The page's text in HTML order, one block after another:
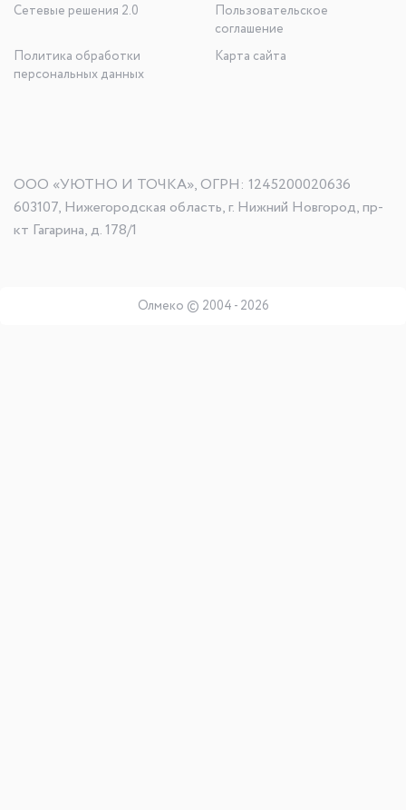
Сетевые решения 2.0
Пользовательское
соглашение
Политика обработки
персональных данных
Карта сайта
ООО «УЮТНО И ТОЧКА», ОГРН: 1245200020636
603107, Нижегородская область, г. Нижний Новгород, пр-
кт Гагарина, д. 178/1
Олмеко © 2004 - 2026